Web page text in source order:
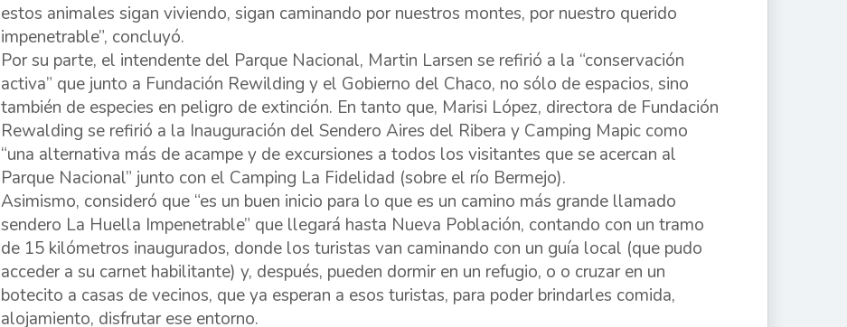
estos animales sigan viviendo, sigan caminando por nuestros montes, por nuestro querido
impenetrable”, concluyó.
Por su parte, el intendente del Parque Nacional, Martin Larsen se refirió a la “conservación
activa” que junto a Fundación Rewilding y el Gobierno del Chaco, no sólo de espacios, sino
también de especies en peligro de extinción. En tanto que, Marisi López, directora de Fundación
Rewalding se refirió a la Inauguración del Sendero Aires del Ribera y Camping Mapic como
“una alternativa más de acampe y de excursiones a todos los visitantes que se acercan al
Parque Nacional” junto con el Camping La Fidelidad (sobre el río Bermejo).
Asimismo, consideró que “es un buen inicio para lo que es un camino más grande llamado
sendero La Huella Impenetrable” que llegará hasta Nueva Población, contando con un tramo
de 15 kilómetros inaugurados, donde los turistas van caminando con un guía local (que pudo
acceder a su carnet habilitante) y, después, pueden dormir en un refugio, o o cruzar en un
botecito a casas de vecinos, que ya esperan a esos turistas, para poder brindarles comida,
alojamiento, disfrutar ese entorno.